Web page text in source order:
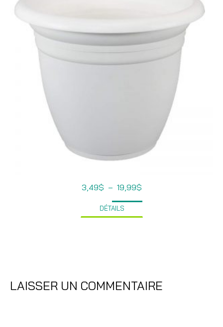
3,49$ – 19,99$Plage
prix :
à
DÉTAILS
LAISSER UN COMMENTAIRE